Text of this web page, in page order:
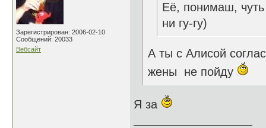
Зарегистрирован: 2006-02-10
Сообщений: 20033
Вебсайт
Её, понимаш,
ни гу-гу)
А ты с Алисой
жены не пойду
Я за